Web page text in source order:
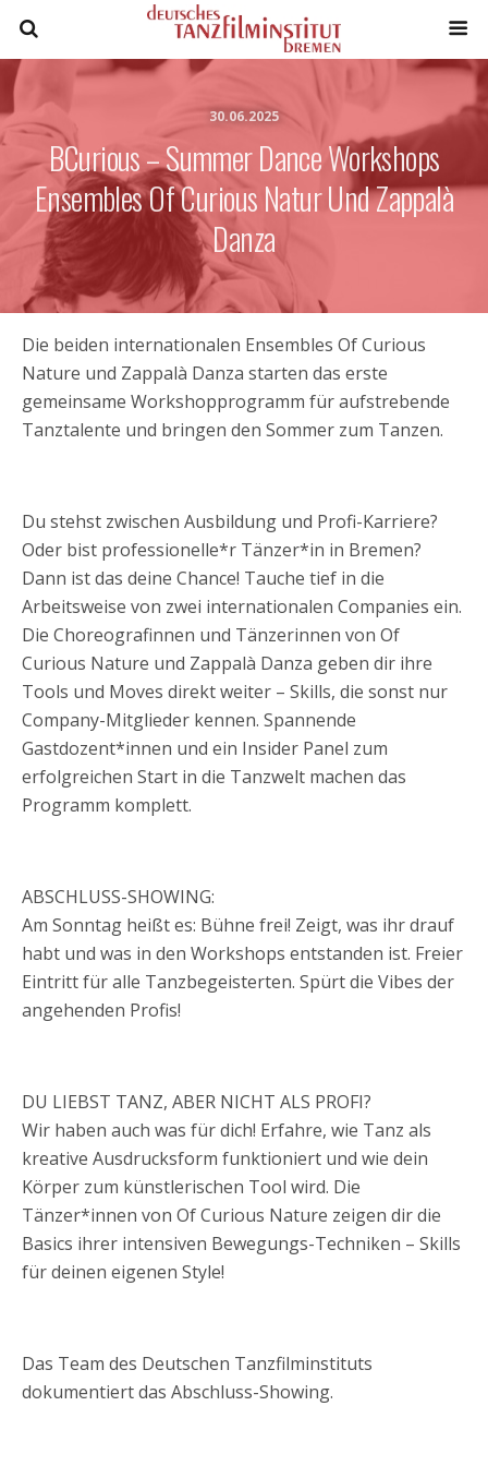
30.06.2025
BCurious – Summer Dance Workshops
Ensembles Of Curious Natur Und Zappalà
Danza
Die beiden internationalen Ensembles Of Curious
Nature und Zappalà Danza starten das erste
gemeinsame Workshopprogramm für aufstrebende
Tanztalente und bringen den Sommer zum Tanzen.
Du stehst zwischen Ausbildung und Profi-Karriere?
Oder bist professionelle*r Tänzer*in in Bremen?
Dann ist das deine Chance! Tauche tief in die
Arbeitsweise von zwei internationalen Companies ein.
Die Choreografinnen und Tänzerinnen von Of
Curious Nature und Zappalà Danza geben dir ihre
Tools und Moves direkt weiter – Skills, die sonst nur
Company-Mitglieder kennen. Spannende
Gastdozent*innen und ein Insider Panel zum
erfolgreichen Start in die Tanzwelt machen das
Programm komplett.
ABSCHLUSS-SHOWING:
Am Sonntag heißt es: Bühne frei! Zeigt, was ihr drauf
habt und was in den Workshops entstanden ist. Freier
Eintritt für alle Tanzbegeisterten. Spürt die Vibes der
angehenden Profis!
DU LIEBST TANZ, ABER NICHT ALS PROFI?
Wir haben auch was für dich! Erfahre, wie Tanz als
kreative Ausdrucksform funktioniert und wie dein
Körper zum künstlerischen Tool wird. Die
Tänzer*innen von Of Curious Nature zeigen dir die
Basics ihrer intensiven Bewegungs-Techniken – Skills
für deinen eigenen Style!
Das Team des Deutschen Tanzfilminstituts
dokumentiert das Abschluss-Showing.